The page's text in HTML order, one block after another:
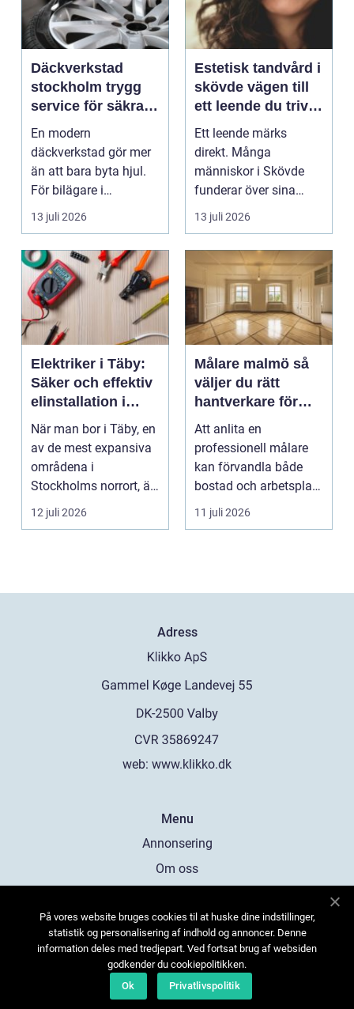
Däckverkstad
stockholm trygg
service för säkra
mil året runt
En modern
däckverkstad gör mer
än att bara byta hjul.
För bilägare i
Stockholm handlar
valet av däck...
13 juli 2026
Estetisk tandvård i
skövde vägen till
ett leende du trivs
med
Ett leende märks
direkt. Många
människor i Skövde
funderar över sina
tänder, men skjuter
upp att gör...
13 juli 2026
Elektriker i Täby:
Säker och effektiv
elinstallation i
norrort
När man bor i Täby, en
av de mest expansiva
områdena i
Stockholms norrort, är
b...
12 juli 2026
Målare malmö så
väljer du rätt
hantverkare för
hem och företag
Att anlita en
professionell målare
kan förvandla både
bostad och arbetsplats
på kort tid. Färger, yt...
11 juli 2026
Adress
web: www.klikko.dk
Menu
Annonsering
Om oss
Kontakta oss
Sitemap
På vores website bruges cookies til at huske dine indstillinger,
statistik og personalisering af indhold og annoncer. Denne
information deles med tredjepart. Ved fortsat brug af websiden
godkender du cookiepolitikken.
Ok
Privatlivspolitik